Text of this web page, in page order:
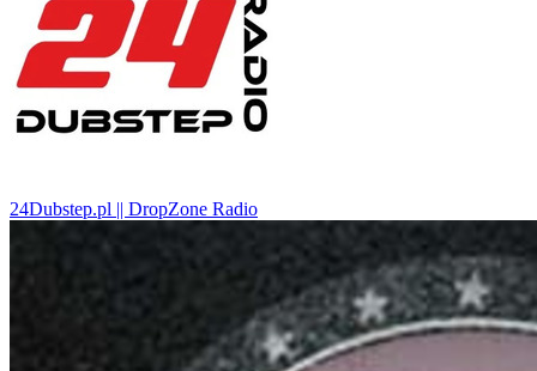
24Dubstep.pl || DropZone Radio